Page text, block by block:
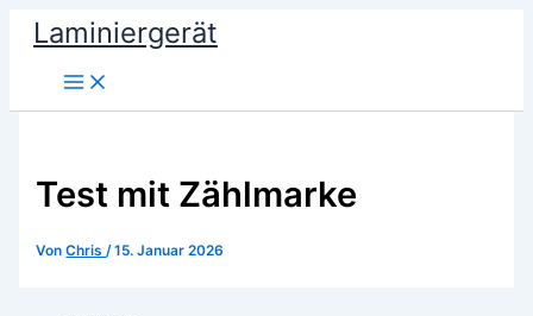
Zum
Inhalt
springen
Laminiergerät
Test mit Zählmarke
VonChris/15. Januar 2026